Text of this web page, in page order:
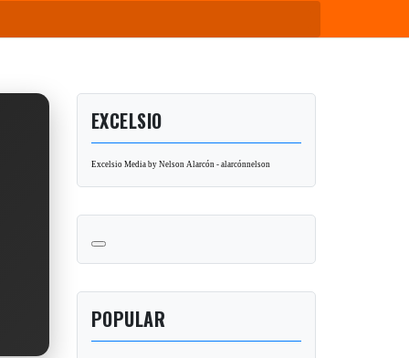
EXCELSIO
Excelsio Media by Nelson Alarcón - alarcónnelson
POPULAR